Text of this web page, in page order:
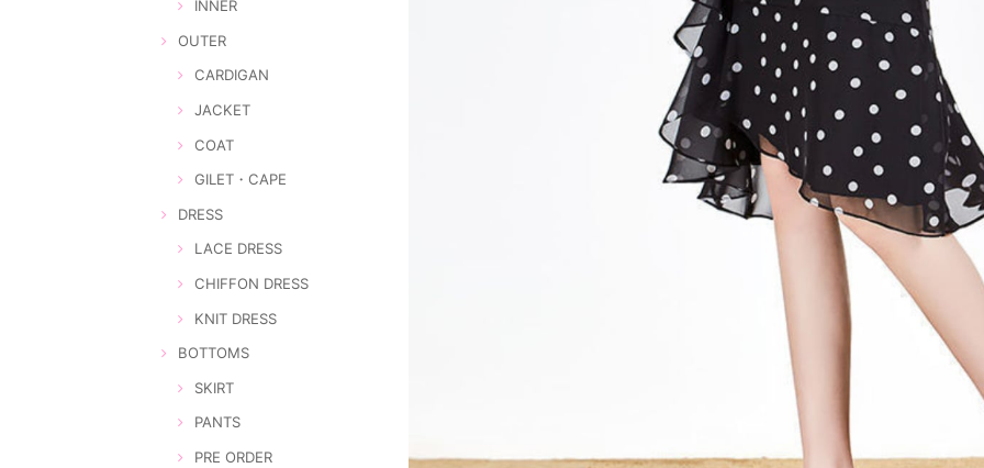
INNER
OUTER
CARDIGAN
JACKET
COAT
GILET・CAPE
DRESS
LACE DRESS
CHIFFON DRESS
KNIT DRESS
BOTTOMS
SKIRT
PANTS
PRE ORDER